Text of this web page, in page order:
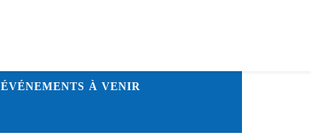
ÉVÉNEMENTS À VENIR